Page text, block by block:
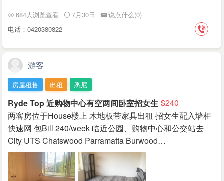
684人浏览查看 7月30日
说点什么(0)
电话：0420380822
游客
房屋租售 出租 悉尼
Ryde Top 近购物中心有空两间卧室招女生 $240
两客房位于House楼上 木地板带家具出租 招女生配入墙柜
快速网 包Bill 240/week 临近公园、购物中心和公交站去
City UTS Chatswood Parramatta Burwood…